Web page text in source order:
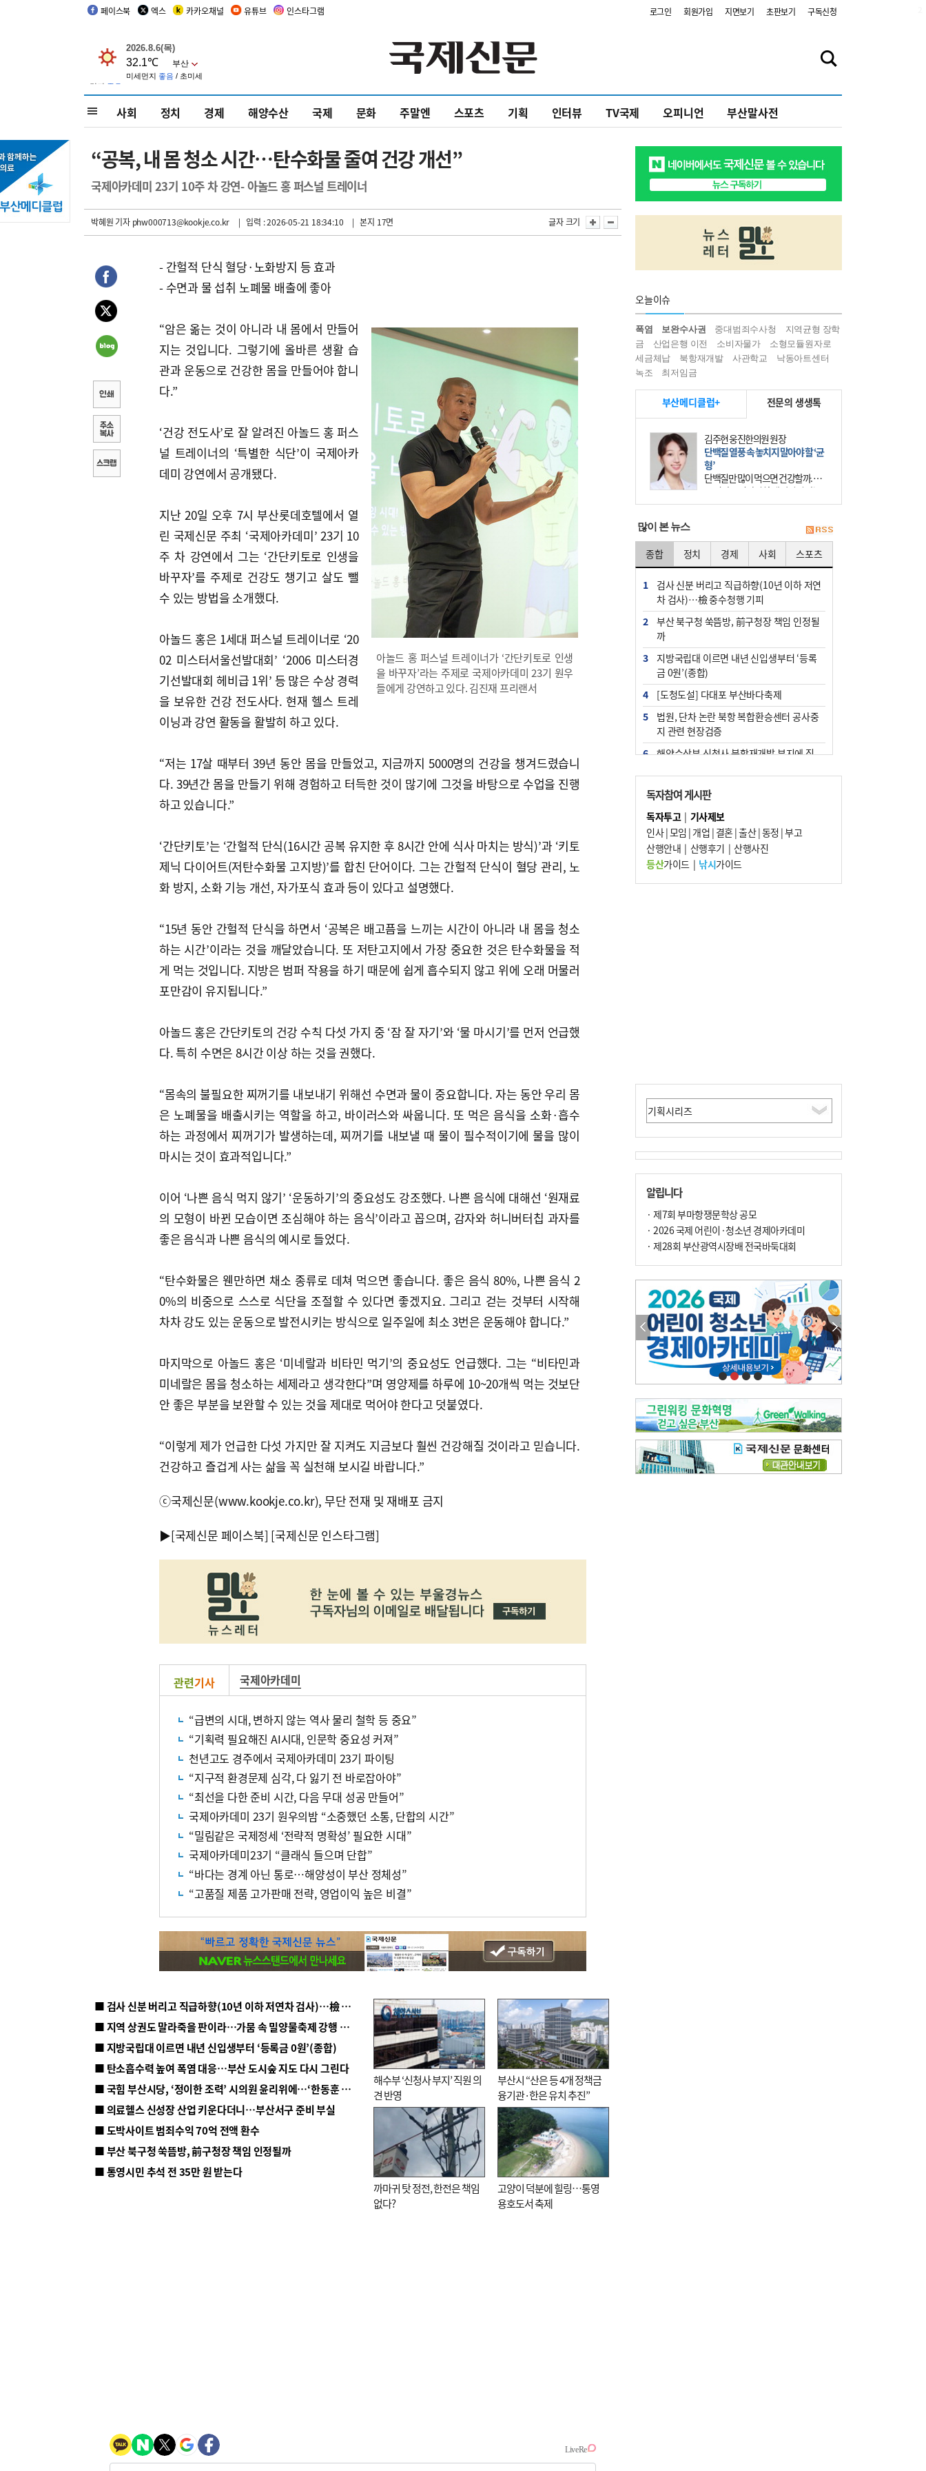
페이스북 엑스 카카오채널 유튜브 인스타그램 로그인 회원가입 지면보기 초판보기 구독신청
사회 정치 경제 해양수산 국제 문화 주말엔 스포츠 기획 인터뷰 TV국제 오피니언 부산말사전
“공복, 내 몸 청소 시간…탄수화물 줄여 건강 개선”
국제아카데미 23기 10주 차 강연- 아놀드 홍 퍼스널 트레이너
박혜원 기자phw000713@kookje.co.kr | 입력 : 2026-05-21 18:34:10 | 본지 17면 글자 크기
- 간헐적 단식 혈당·노화방지 등 효과
- 수면과 물 섭취 노폐물 배출에 좋아
아놀드 홍 퍼스널 트레이너가 ‘간단키토로 인생
을 바꾸자’라는 주제로 국제아카데미 23기 원우
들에게 강연하고 있다. 김진재 프리랜서
“암은 옮는 것이 아니라 내 몸에서 만들어
지는 것입니다. 그렇기에 올바른 생활 습
관과 운동으로 건강한 몸을 만들어야 합니
다.”
‘건강 전도사’로 잘 알려진 아놀드 홍 퍼스
널 트레이너의 ‘특별한 식단’이 국제아카
데미 강연에서 공개됐다.
지난 20일 오후 7시 부산롯데호텔에서 열
린 국제신문 주최 ‘국제아카데미’ 23기 10
주 차 강연에서 그는 ‘간단키토로 인생을
바꾸자’를 주제로 건강도 챙기고 살도 뺄
수 있는 방법을 소개했다.
아놀드 홍은 1세대 퍼스널 트레이너로 ‘20
02 미스터서울선발대회’ ‘2006 미스터경
기선발대회 헤비급 1위’ 등 많은 수상 경력
을 보유한 건강 전도사다. 현재 헬스 트레
이닝과 강연 활동을 활발히 하고 있다.
“저는 17살 때부터 39년 동안 몸을 만들었고, 지금까지 5000명의 건강을 챙겨드렸습니
다. 39년간 몸을 만들기 위해 경험하고 터득한 것이 많기에 그것을 바탕으로 수업을 진행
하고 있습니다.”
‘간단키토’는 ‘간헐적 단식(16시간 공복 유지한 후 8시간 안에 식사 마치는 방식)’과 ‘키토
제닉 다이어트(저탄수화물 고지방)’를 합친 단어이다. 그는 간헐적 단식이 혈당 관리, 노
화 방지, 소화 기능 개선, 자가포식 효과 등이 있다고 설명했다.
“15년 동안 간헐적 단식을 하면서 ‘공복은 배고픔을 느끼는 시간이 아니라 내 몸을 청소
하는 시간’이라는 것을 깨달았습니다. 또 저탄고지에서 가장 중요한 것은 탄수화물을 적
게 먹는 것입니다. 지방은 범퍼 작용을 하기 때문에 쉽게 흡수되지 않고 위에 오래 머물러
포만감이 유지됩니다.”
아놀드 홍은 간단키토의 건강 수칙 다섯 가지 중 ‘잠 잘 자기’와 ‘물 마시기’를 먼저 언급했
다. 특히 수면은 8시간 이상 하는 것을 권했다.
“몸속의 불필요한 찌꺼기를 내보내기 위해선 수면과 물이 중요합니다. 자는 동안 우리 몸
은 노폐물을 배출시키는 역할을 하고, 바이러스와 싸웁니다. 또 먹은 음식을 소화·흡수
하는 과정에서 찌꺼기가 발생하는데, 찌꺼기를 내보낼 때 물이 필수적이기에 물을 많이
마시는 것이 효과적입니다.”
이어 ‘나쁜 음식 먹지 않기’ ‘운동하기’의 중요성도 강조했다. 나쁜 음식에 대해선 ‘원재료
의 모형이 바뀐 모습이면 조심해야 하는 음식’이라고 꼽으며, 감자와 허니버터칩 과자를
좋은 음식과 나쁜 음식의 예시로 들었다.
“탄수화물은 웬만하면 채소 종류로 데쳐 먹으면 좋습니다. 좋은 음식 80%, 나쁜 음식 2
0%의 비중으로 스스로 식단을 조절할 수 있다면 좋겠지요. 그리고 걷는 것부터 시작해
차차 강도 있는 운동으로 발전시키는 방식으로 일주일에 최소 3번은 운동해야 합니다.”
마지막으로 아놀드 홍은 ‘미네랄과 비타민 먹기’의 중요성도 언급했다. 그는 “비타민과
미네랄은 몸을 청소하는 세제라고 생각한다”며 영양제를 하루에 10~20개씩 먹는 것보단
안 좋은 부분을 보완할 수 있는 것을 제대로 먹어야 한다고 덧붙였다.
“이렇게 제가 언급한 다섯 가지만 잘 지켜도 지금보다 훨씬 건강해질 것이라고 믿습니다.
건강하고 즐겁게 사는 삶을 꼭 실천해 보시길 바랍니다.”
ⓒ국제신문(www.kookje.co.kr), 무단 전재 및 재배포 금지
▶[국제신문 페이스북] [국제신문 인스타그램]
관련기사 국제아카데미
“급변의 시대, 변하지 않는 역사 물리 철학 등 중요”
“기획력 필요해진 AI시대, 인문학 중요성 커져”
천년고도 경주에서 국제아카데미 23기 파이팅
“지구적 환경문제 심각, 다 잃기 전 바로잡아야”
“최선을 다한 준비 시간, 다음 무대 성공 만들어”
국제아카데미 23기 원우의밤 “소중했던 소통, 단합의 시간”
“밀림같은 국제정세 ‘전략적 명확성’ 필요한 시대”
국제아카데미23기 “클래식 들으며 단합”
“바다는 경계 아닌 통로…해양성이 부산 정체성”
“고품질 제품 고가판매 전략, 영업이익 높은 비결”
■ 검사 신분 버리고 직급하향(10년 이하 저연차 검사)…檢 중수청행 기피
■ 지역 상권도 말라죽을 판이라…가뭄 속 밀양물축제 강행 논란
■ 지방국립대 이르면 내년 신입생부터 ‘등록금 0원’(종합)
■ 탄소흡수력 높여 폭염 대응…부산 도시숲 지도 다시 그린다
■ 국힘 부산시당, ‘정이한 조력’ 시의원 윤리위에…‘한동훈 지지’도 신고접수
■ 의료헬스 신성장 산업 키운다더니…부산서구 준비 부실
■ 도박사이트 범죄수익 70억 전액 환수
■ 부산 북구청 쑥뜸방, 前구청장 책임 인정될까
■ 통영시민 추석 전 35만 원 받는다
해수부 ‘신청사 부지’ 직원 의
견 반영
부산시 “산은 등 4개 정책금
융기관·한은 유치 추진”
까마귀 탓 정전, 한전은 책임
없다?
고양이 덕분에 힐링…통영
용호도서 축제
오늘이슈
폭염 보완수사권 중대범죄수사청
지역균형 장학
금
산업은행 이전 소비자물가
소형모듈원자로
세금체납
북항재개발 사관학교
낙동아트센터
녹조
최저임금
부산메디클럽+ 전문의 생생톡
김주현 웅진한의원 원장
단백질 열풍 속 놓치지 말아야 할 ‘균
형’
단백질만 많이 먹으면 건강할까. 요
즘 건강을 이야기할 때 빠지지 않는
키워드가 단백질이다. 헬스장을 다니
많이 본 뉴스
종합 정치 경제 사회 스포츠
1
검사 신분 버리고 직급하향(10년 이하 저연
차 검사)…檢 중수청행 기피
2
부산 북구청 쑥뜸방, 前구청장 책임 인정될
까
3
지방국립대 이르면 내년 신입생부터 ‘등록
금 0원’(종합)
4
[도청도설] 다대포 부산바다축제
5
법원, 단차 논란 북항 복합환승센터 공사중
지 관련 현장검증
6
해양수산부 신청사 북항재개발 부지에 짓
7
지역 상권도 말라죽을 판이라…가뭄 속 밀
양물축제 강행 논란
8
통영시민 추석 전 35만 원 받는다
9
부산 철강공장 50대 노동자 추락사
10 국힘 부산시당, ‘정이한 조력’ 시의원 윤리
위에…‘한동훈 지지’도 신고접수
독자참여 게시판
독자투고| 기사제보
인사|모임 | 개업 | 결혼|출산|동정 |부고
산행안내 | 산행후기 | 산행사진
등산가이드| 낚시가이드
알립니다
· 제7회 부마항쟁문학상 공모
· 2026 국제 어린이·청소년 경제아카데미
· 제28회 부산광역시장배 전국바둑대회